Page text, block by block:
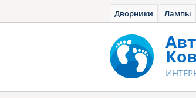
Дворники Лампы